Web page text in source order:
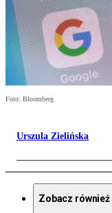
Foto: Bloomberg
Urszula Zielińska
Zobacz również